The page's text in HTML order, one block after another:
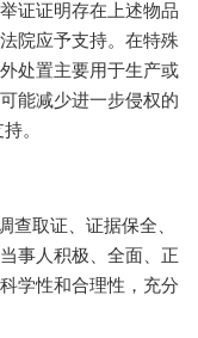
证证明存在上述物品
院应予支持。在特殊
处置主要用于生产或
能减少进一步侵权的
。
取证、证据保全、
事人积极、全面、正
学性和合理性，充分